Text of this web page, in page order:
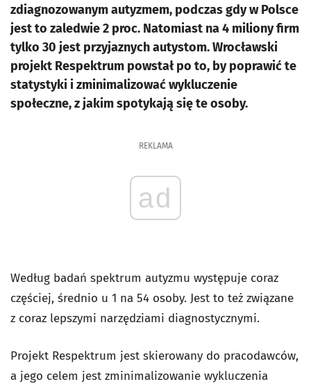
zdiagnozowanym autyzmem, podczas gdy w Polsce
jest to zaledwie 2 proc. Natomiast na 4 miliony firm
tylko 30 jest przyjaznych autystom. Wrocławski
projekt Respektrum powstał po to, by poprawić te
statystyki i zminimalizować wykluczenie
społeczne, z jakim spotykają się te osoby.
REKLAMA
ad
Według badań spektrum autyzmu występuje coraz
częściej, średnio u 1 na 54 osoby. Jest to też związane
z coraz lepszymi narzędziami diagnostycznymi.
Projekt Respektrum jest skierowany do pracodawców,
a jego celem jest zminimalizowanie wykluczenia